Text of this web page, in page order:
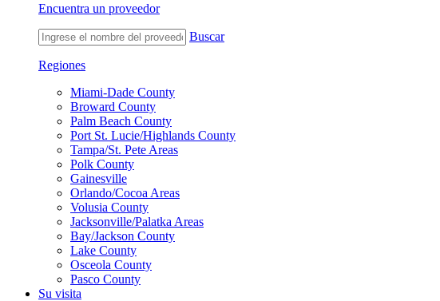
Encuentra un proveedor
Buscar
Regiones
Miami-Dade County
Broward County
Palm Beach County
Port St. Lucie/Highlands County
Tampa/St. Pete Areas
Polk County
Gainesville
Orlando/Cocoa Areas
Volusia County
Jacksonville/Palatka Areas
Bay/Jackson County
Lake County
Osceola County
Pasco County
Su visita